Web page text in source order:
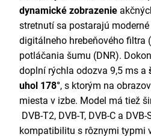
dynamické zobrazenie
stretnutí sa postarajú
digitálneho hrebeňového filtra
potláčania šumu (DNR).
doplní rýchla odozva 9,5 ms a
uhol 178°, s ktorým na
miesta v izbe. Model má tiež
DVB-T2, DVB-T, DVB-C a
kompatibilitu s rôznymi typmi